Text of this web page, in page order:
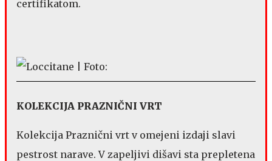
certifikatom.
KOLEKCIJA PRAZNIČNI VRT
Kolekcija Praznični vrt v omejeni izdaji slavi
pestrost narave. V zapeljivi dišavi sta prepletena